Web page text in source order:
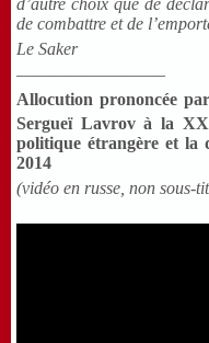
de combattre et de
Le Saker
————————–
Allocution prononcée
Sergueï Lavrov à la
politique étrangère et la
2014
(vidéo en russe, non sous-